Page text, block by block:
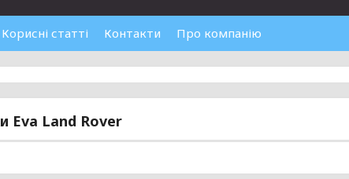
Корисні статті Контакти Про компанію
Eva Land Rover